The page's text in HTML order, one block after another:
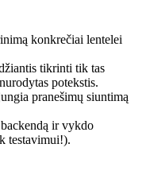
konkrečiai lentelei
tikrinti tik tas
potekstis.
pranešimų siuntimą
ir vykdo
testavimui!).